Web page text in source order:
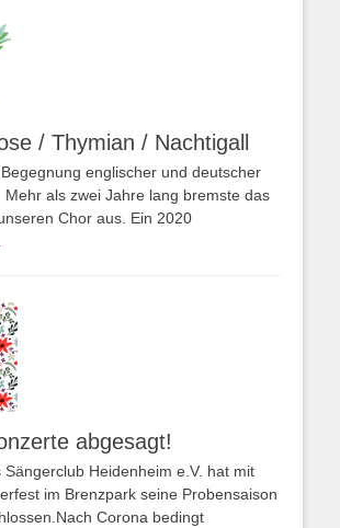
/ Thymian / Nachtigall
englischer und deutscher
als zwei Jahre lang bremste das
Chor aus. Ein 2020
abgesagt!
Sängerclub Heidenheim e.V. hat mit
im Brenzpark seine Probensaison
Corona bedingt